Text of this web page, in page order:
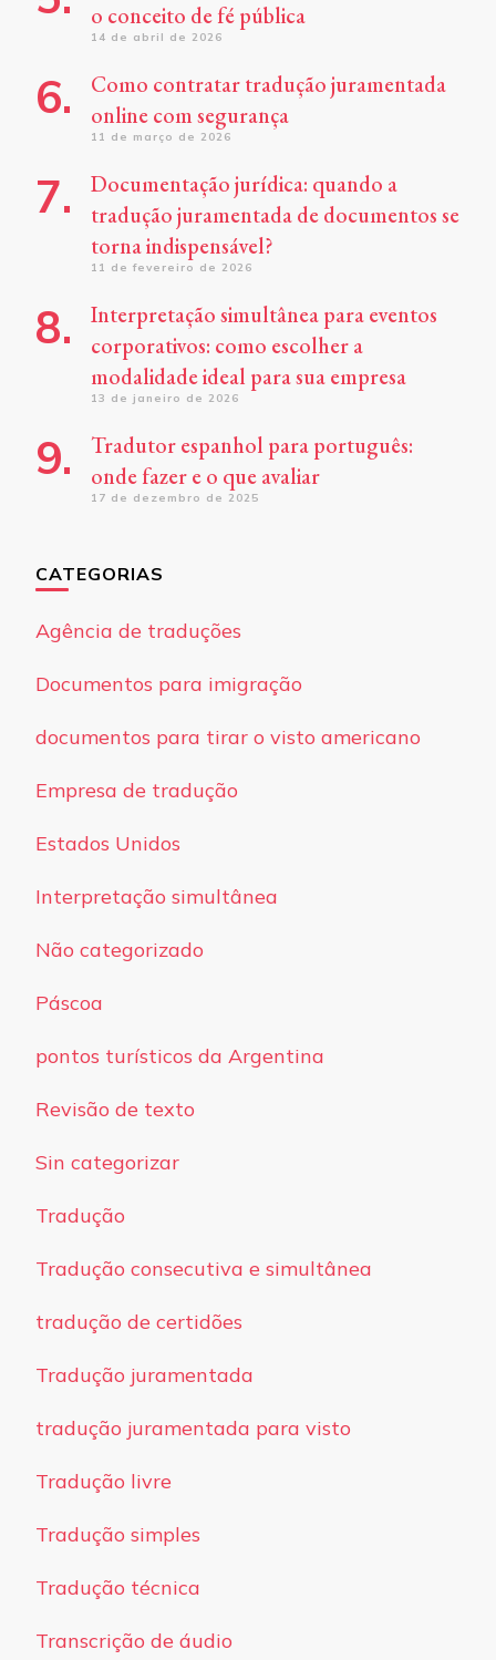
o conceito de fé pública
14 de abril de 2026
Como contratar tradução juramentada
online com segurança
11 de março de 2026
Documentação jurídica: quando a
tradução juramentada de documentos se
torna indispensável?
11 de fevereiro de 2026
Interpretação simultânea para eventos
corporativos: como escolher a
modalidade ideal para sua empresa
13 de janeiro de 2026
Tradutor espanhol para português:
onde fazer e o que avaliar
17 de dezembro de 2025
CATEGORIAS
Agência de traduções
Documentos para imigração
documentos para tirar o visto americano
Empresa de tradução
Estados Unidos
Interpretação simultânea
Não categorizado
Páscoa
pontos turísticos da Argentina
Revisão de texto
Sin categorizar
Tradução
Tradução consecutiva e simultânea
tradução de certidões
Tradução juramentada
tradução juramentada para visto
Tradução livre
Tradução simples
Tradução técnica
Transcrição de áudio